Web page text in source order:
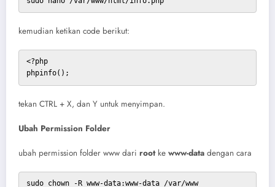
kemudian ketikan code berikut:
<?php
phpinfo();
tekan CTRL + X, dan Y untuk menyimpan.
Ubah Permission Folder
ubah permission folder www dari rootke www-data dengan cara
sudo chown -R www-data:www-data /var/www